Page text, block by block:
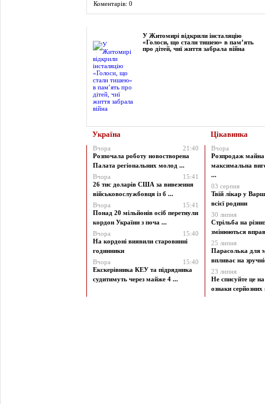
Коментарів: 0
У Житомирі відкрили інсталяцію
«Голоси, що стали тишею» в пам’ять
про дітей, чиї життя забрала війна
Україна Цікавинка
Вчора
21:40
Розпочала роботу новостворена
Палата регіональних молод ...
Вчора
15:41
26 тис доларів США за вивезення
військовослужбовця із б ...
Вчора
15:41
Понад 20 мільйонів осіб перетнули
кордон України з поча ...
Вчора
15:40
На кордоні виявили старовинні
годинники
Вчора
15:40
Екскерівника КЕУ та підрядника
судитимуть через майже 4 ...
Вчора
Розпродаж майна
максимальна
...
03 серпня
Твій лікар у
всієї родини
30 липня
Стрільба на
змінюються
25 липня
Парасолька для
впливає на
23 липня
Не списуйте це
ознаки